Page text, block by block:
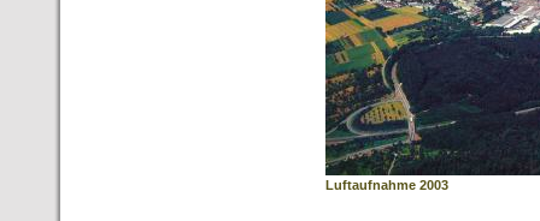
Luftaufnahme 2003